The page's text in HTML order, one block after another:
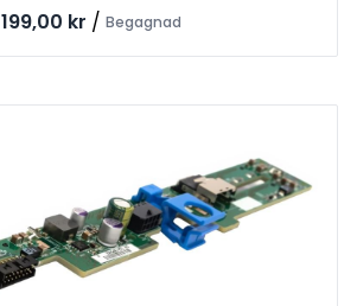
199,00 kr / Begagnad